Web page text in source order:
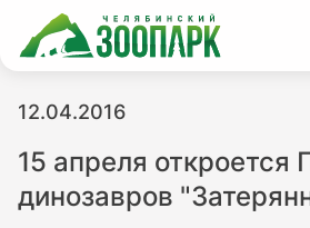
12.04.2016
15 апреля откроется
динозавров